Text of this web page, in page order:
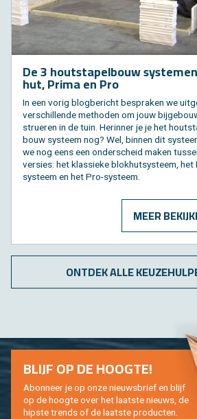
De 3 hout­sta­pel­bouw
hut, Prima en Pro
In een vorig blog­be­richt be­spra­ken we
ver­schil­len­de me­tho­den om jouw
stru­e­ren in de tuin. Her­in­ner je je het
bouw sys­teem nog? Wel, bin­nen dit
we nog eens een on­der­scheid maken
ver­sies: het klas­sie­ke blok­hut­sys­teem, het
sys­teem en het Pro-sys­teem.
MEER
ONT­DEK ALLE
BLIJF OP DE HOOG­TE!
Abon­neer je op onze nieuws­brief en blijf
op de hoog­te over het laat­ste nieuws, de
hip­s­te trends of de laat­ste pro­duc­ten.